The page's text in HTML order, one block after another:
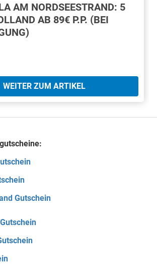
AM NORDSEESTRAND: 5
AB 89€ P.P. (BEI
WEITER ZUM ARTIKEL
Gutschein